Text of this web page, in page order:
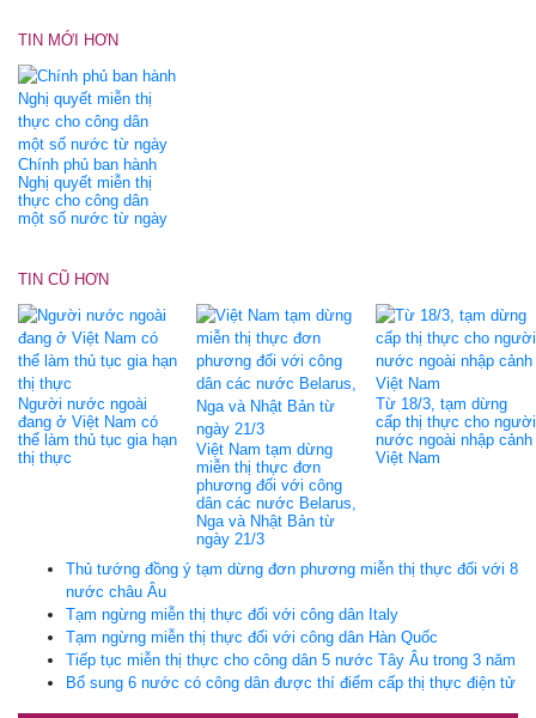
TIN MỚI HƠN
Chính phủ ban hành
Nghị quyết miễn thị
thực cho công dân
một số nước từ ngày
TIN CŨ HƠN
Người nước ngoài
đang ở Việt Nam có
thể làm thủ tục gia hạn
thị thực
Việt Nam tạm dừng
miễn thị thực đơn
phương đối với công
dân các nước Belarus,
Nga và Nhật Bản từ
ngày 21/3
Từ 18/3, tạm dừng
cấp thị thực cho người
nước ngoài nhập cảnh
Việt Nam
Thủ tướng đồng ý tạm dừng đơn phương miễn thị thực đối với 8
nước châu Âu
Tạm ngừng miễn thị thực đối với công dân Italy
Tạm ngừng miễn thị thực đối với công dân Hàn Quốc
Tiếp tục miễn thị thực cho công dân 5 nước Tây Âu trong 3 năm
Bổ sung 6 nước có công dân được thí điểm cấp thị thực điện tử